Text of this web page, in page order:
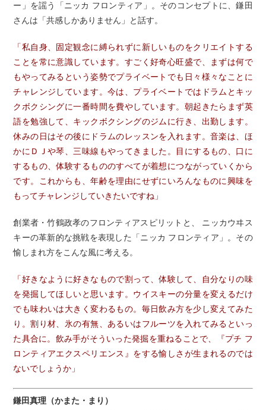
ー」を謡う「ニッカ フロンティア」。そのコンセプトに、鎌田
さんは「共感しかありません」と話す。
「私自身、固定観念に縛られずに新しいものをクリエイトする
ことを常に意識しています。すごく好奇心旺盛で、まずは何で
もやってみるという姿勢でプライベートでも日々様々なことに
チャレンジしています。今は、プライベートではドラムとキッ
クボクシングに一番時間を費やしています。朝起きたらまず英
語を勉強して、キックボクシングのジムに行き、出勤します。
休みの日はその後にドラムのレッスンを入れます。音楽は、ほ
かにＤＪや琴、三味線もやってきました。目にするもの、口に
するもの、体験するもののすべてが着想につながっていくから
です。これからも、年齢を理由にせずにいろんなものに興味を
もってチャレンジしていきたいですね」
創業者・竹鶴政孝のフロンティアスピリットと、 ニッカウヰス
キーの革新的な挑戦を表現した「ニッカ フロンティア」。その
愉しまれ方をこんな風に考える。
「好きなように好きなもので割って、体験して、自分なりの味
を発掘してほしいと思います。ウイスキーの分量を変えるだけ
でも味わいは大きく変わるもの。毎日飲み方を少し変えてみた
り。割り材、氷の有無、あるいはフルーツを入れてみるといっ
た具合に。飲み手がそういった発掘を重ねることで、『プチ フ
ロンティアエクスペリエンス』をする愉しさが生まれるのでは
ないでしょうか」
鎌田真理（かまた・まり）